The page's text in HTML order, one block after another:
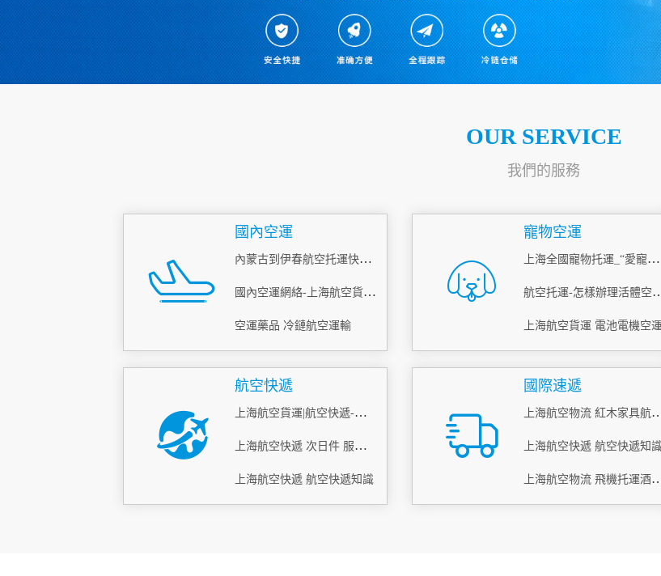
OUR SERVICE
我們的服務
國內空運
內蒙古到伊春航空托運快運-[機場運輸]
國內空運網絡-上海航空貨運服務商
空運藥品 冷鏈航空運輸
寵物空運
上海全國寵物托運_“愛寵候機廳”_上門接送寵物
航空托運-怎樣
上海航空貨運 電池電機空運
航空快遞
上海航空貨運|航空快遞-機場物流(航空、空運)
上海航空快遞 次日件 服務理念
上海航空快遞 航空快遞知識
國際速遞
上海航空物流 紅木
上海航空快遞 航空快遞知識
上海航空物流 飛機托運酒